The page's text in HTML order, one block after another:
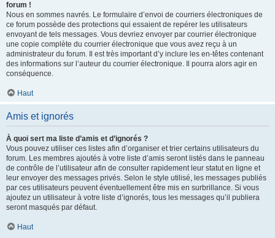
forum !
Nous en sommes navrés. Le formulaire d’envoi de courriers électroniques de
ce forum possède des protections qui essaient de repérer les utilisateurs
envoyant de tels messages. Vous devriez envoyer par courrier électronique
une copie complète du courrier électronique que vous avez reçu à un
administrateur du forum. Il est très important d’y inclure les en-têtes contenant
des informations sur l’auteur du courrier électronique. Il pourra alors agir en
conséquence.
Haut
Amis et ignorés
À quoi sert ma liste d’amis et d’ignorés ?
Vous pouvez utiliser ces listes afin d’organiser et trier certains utilisateurs du
forum. Les membres ajoutés à votre liste d’amis seront listés dans le panneau
de contrôle de l’utilisateur afin de consulter rapidement leur statut en ligne et
leur envoyer des messages privés. Selon le style utilisé, les messages publiés
par ces utilisateurs peuvent éventuellement être mis en surbrillance. Si vous
ajoutez un utilisateur à votre liste d’ignorés, tous les messages qu’il publiera
seront masqués par défaut.
Haut